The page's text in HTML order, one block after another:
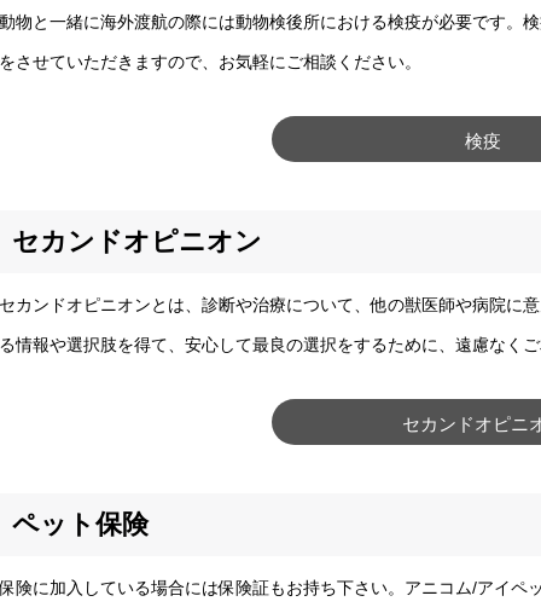
物と一緒に海外渡航の際には動物検後所における検疫が必要です。
させていただきますので、お気軽にご相談ください。
検疫
セカンドオピニオン
カンドオピニオンとは、診断や治療について、他の獣医師や病院に
情報や選択肢を得て、安心して最良の選択をするために、遠慮なく
セカンドオピニ
ペット保険
険に加入している場合には保険証もお持ち下さい。アニコム/アイペ